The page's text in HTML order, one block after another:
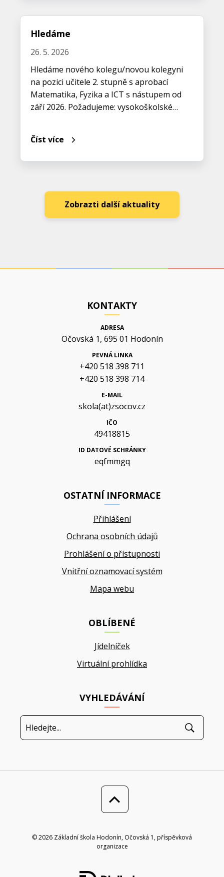
Hledáme
26. 5. 2026
Hledáme nového kolegu/novou kolegyni
na pozici učitele 2. stupně s aprobací
Matematika, Fyzika a ICT s nástupem od
září 2026. Požadujeme: vysokoškolské…
Číst více
Zobrazti další aktuality
KONTAKTY
ADRESA
Očovská 1, 695 01 Hodonín
PEVNÁ LINKA
+420 518 398 711
+420 518 398 714
E-MAIL
skola(at)zsocov.cz
IČO
49418815
ID DATOVÉ SCHRÁNKY
eqfmmgq
OSTATNÍ INFORMACE
Přihlášení
Ochrana osobních údajů
Prohlášení o přístupnosti
Vnitřní oznamovací systém
Mapa webu
OBLÍBENÉ
Jídelníček
Virtuální prohlídka
VYHLEDÁVÁNÍ
© 2026 Základní škola Hodonín, Očovská 1, příspěvková
organizace